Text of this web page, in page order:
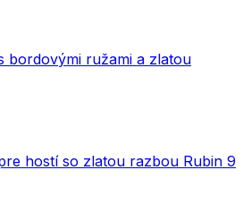
bordovými ružami a zlatou
hostí so zlatou razbou Rubin 9